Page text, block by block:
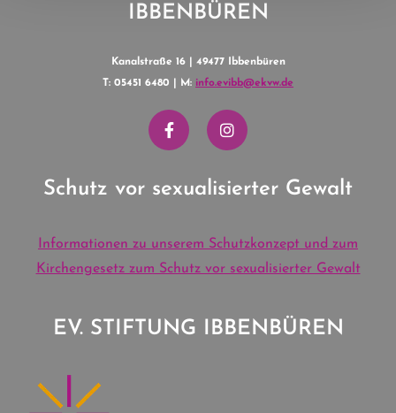
IBBENBÜREN
Kanalstraße 16 | 49477 Ibbenbüren
T: 05451 6480 | M: info.evibb@ekvw.de
Schutz vor sexualisierter Gewalt
Informationen zu unserem Schutzkonzept und zum
Kirchengesetz zum Schutz vor sexualisierter Gewalt
EV. STIFTUNG IBBENBÜREN